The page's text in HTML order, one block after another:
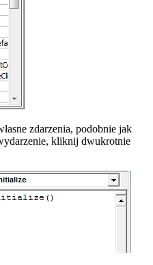
zdarzenia, podobnie jak
kliknij dwukrotnie